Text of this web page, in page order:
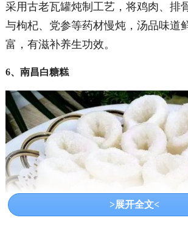
采用古老瓦罐炖制工艺，将鸡肉、排
与枸杞、党参等药材慢炖，汤品味道
富，有滋补养生功效。
6、南昌白糖糕
>展开全文<